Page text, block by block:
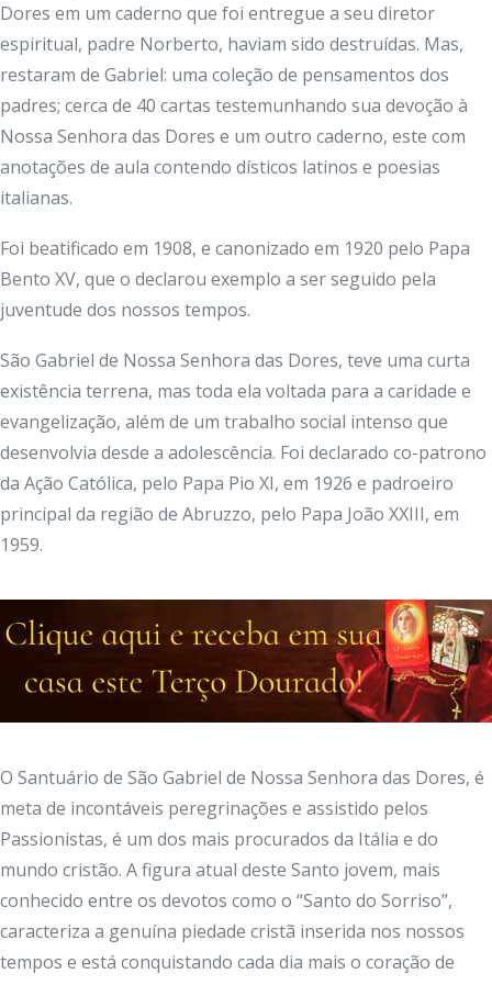
Dores em um caderno que foi entregue a seu diretor
espiritual, padre Norberto, haviam sido destruídas. Mas,
restaram de Gabriel: uma coleção de pensamentos dos
padres; cerca de 40 cartas testemunhando sua devoção à
Nossa Senhora das Dores e um outro caderno, este com
anotações de aula contendo dísticos latinos e poesias
italianas.
Foi beatificado em 1908, e canonizado em 1920 pelo Papa
Bento XV, que o declarou exemplo a ser seguido pela
juventude dos nossos tempos.
São Gabriel de Nossa Senhora das Dores, teve uma curta
existência terrena, mas toda ela voltada para a caridade e
evangelização, além de um trabalho social intenso que
desenvolvia desde a adolescência. Foi declarado co-patrono
da Ação Católica, pelo Papa Pio XI, em 1926 e padroeiro
principal da região de Abruzzo, pelo Papa João XXIII, em
1959.
O Santuário de São Gabriel de Nossa Senhora das Dores, é
meta de incontáveis peregrinações e assistido pelos
Passionistas, é um dos mais procurados da Itália e do
mundo cristão. A figura atual deste Santo jovem, mais
conhecido entre os devotos como o “Santo do Sorriso”,
caracteriza a genuína piedade cristã inserida nos nossos
tempos e está conquistando cada dia mais o coração de